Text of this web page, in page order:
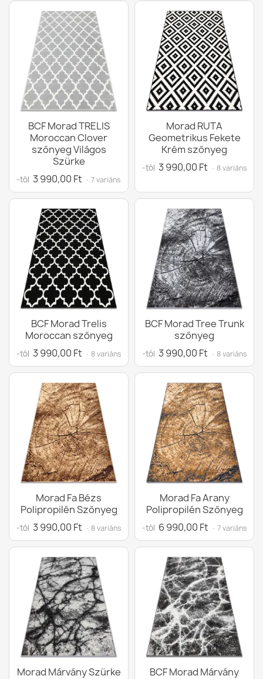
BCF Morad TRELIS
Moroccan Clover
szőnyeg Világos
Szürke
-tól 3 990,00 Ft · 7 variáns
Morad RUTA
Geometrikus Fekete
Krém szőnyeg
-tól 3 990,00 Ft · 8 variáns
BCF Morad Trelis
Moroccan szőnyeg
-tól 3 990,00 Ft · 8 variáns
BCF Morad Tree Trunk
szőnyeg
-tól 3 990,00 Ft · 8 variáns
Morad Fa Bézs
Polipropilén Szőnyeg
-tól 3 990,00 Ft · 8 variáns
Morad Fa Arany
Polipropilén Szőnyeg
-tól 6 990,00 Ft · 7 variáns
Morad Márvány Szürke
BCF Morad Márvány